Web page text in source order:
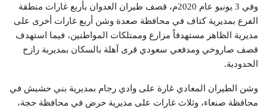
وفي 3 يونيو عام 2020م، قصف طيران العدوان بأربع غارات منطقة
الفرع بمديرية كتاف في محافظة صعدة وشن أربع غارات أخرى على
مديرية الظاهر مستهدفاً مزارع وممتلكات المواطنين، فيما استهدف
قصف صاروخي ومدفعي سعودي قرى آهلة بالسكان بمديرية رازح
الحدودية.
وشن الطيران المعادي غارة على وادي رجام بمديرية بني حشيش في
محافظة صنعاء، وثلاث غارات على مديرية حرض في محافظة حجة،